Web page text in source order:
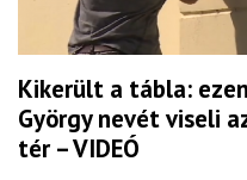
Kikerült a tábla:
György nevét viseli
tér – VIDEÓ